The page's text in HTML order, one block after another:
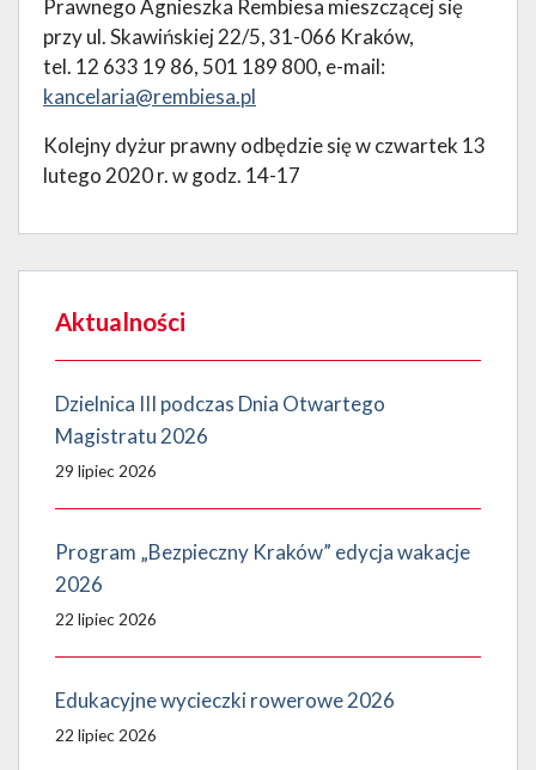
Prawnego Agnieszka Rembiesa mieszczącej się
przy ul. Skawińskiej 22/5, 31-066 Kraków,
tel. 12 633 19 86, 501 189 800, e-mail:
kancelaria@rembiesa.pl
Kolejny dyżur prawny odbędzie się w czwartek 13
lutego 2020 r. w godz. 14-17
Aktualności
Dzielnica III podczas Dnia Otwartego
Magistratu 2026
29 lipiec 2026
Program „Bezpieczny Kraków” edycja wakacje
2026
22 lipiec 2026
Edukacyjne wycieczki rowerowe 2026
22 lipiec 2026